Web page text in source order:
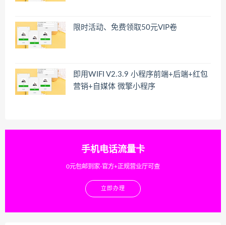
限时活动、免费领取50元VIP卷
即用WIFI V2.3.9 小程序前端+后端+红包
营销+自媒体 微擎小程序
手机电话流量卡
0元包邮到家-官方+正规营业厅可查
立即办理